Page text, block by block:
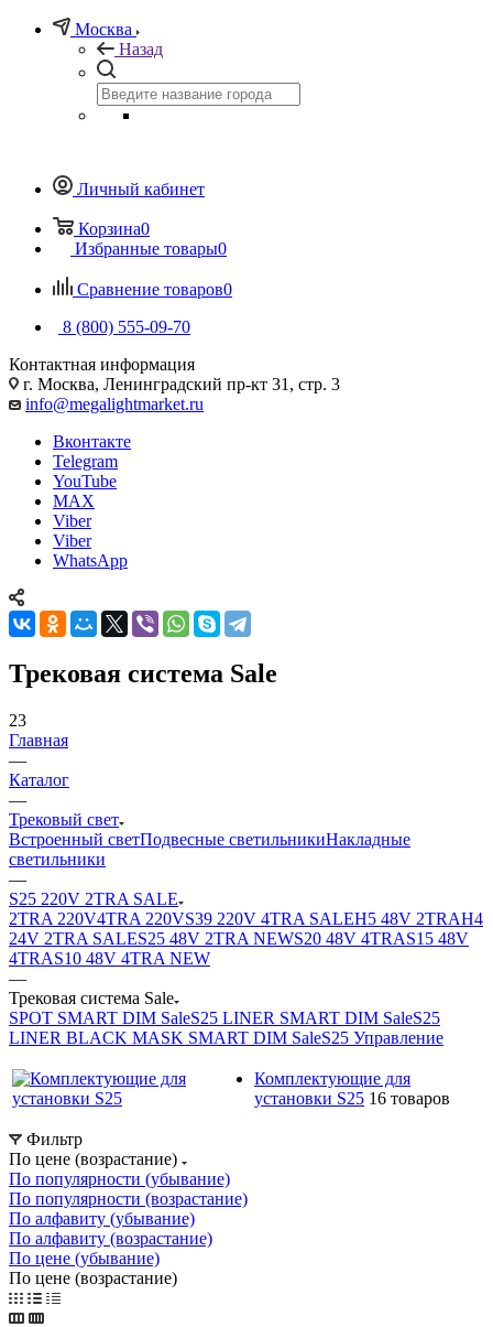
Москва
Назад
Личный кабинет
Корзина0
Избранные товары0
Сравнение товаров0
8 (800) 555-09-70
Контактная информация
г. Москва, Ленинградский пр-кт 31, стр. 3
info@megalightmarket.ru
Вконтакте
Telegram
YouTube
MAX
Viber
Viber
WhatsApp
Трековая система Sale
23
Главная
—
Каталог
—
Трековый свет
Встроенный светПодвесные светильникиНакладные
светильники
—
S25 220V 2TRA SALE
2TRA 220V4TRA 220VS39 220V 4TRA SALEH5 48V 2TRAH4
24V 2TRA SALES25 48V 2TRA NEWS20 48V 4TRAS15 48V
4TRAS10 48V 4TRA NEW
—
Трековая система Sale
SPOT SMART DIM SaleS25 LINER SMART DIM SaleS25
LINER BLACK MASK SMART DIM SaleS25 Управление
Комплектующие для
установки S25 16 товаров
Фильтр
По цене (возрастание)
По популярности (убывание)
По популярности (возрастание)
По алфавиту (убывание)
По алфавиту (возрастание)
По цене (убывание)
По цене (возрастание)